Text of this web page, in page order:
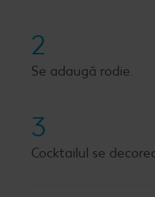
2
Se adaugă rodie.
3
Cocktailul se